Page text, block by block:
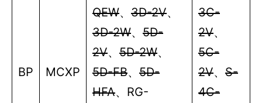
BP MCXP
QEW、 3D-2V、
3D-2W、 5D-
2V、 5D-2W、
5D-FB、 5D-
HFA、 RG-
3C-
2V、
5C-
2V、 S-
4C-